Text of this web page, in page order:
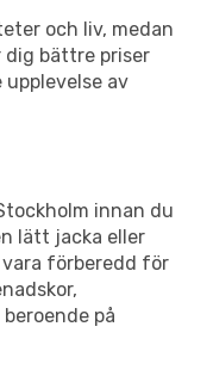
och liv, medan
dig bättre priser
av
innan du
lätt jacka eller
förberedd för
på